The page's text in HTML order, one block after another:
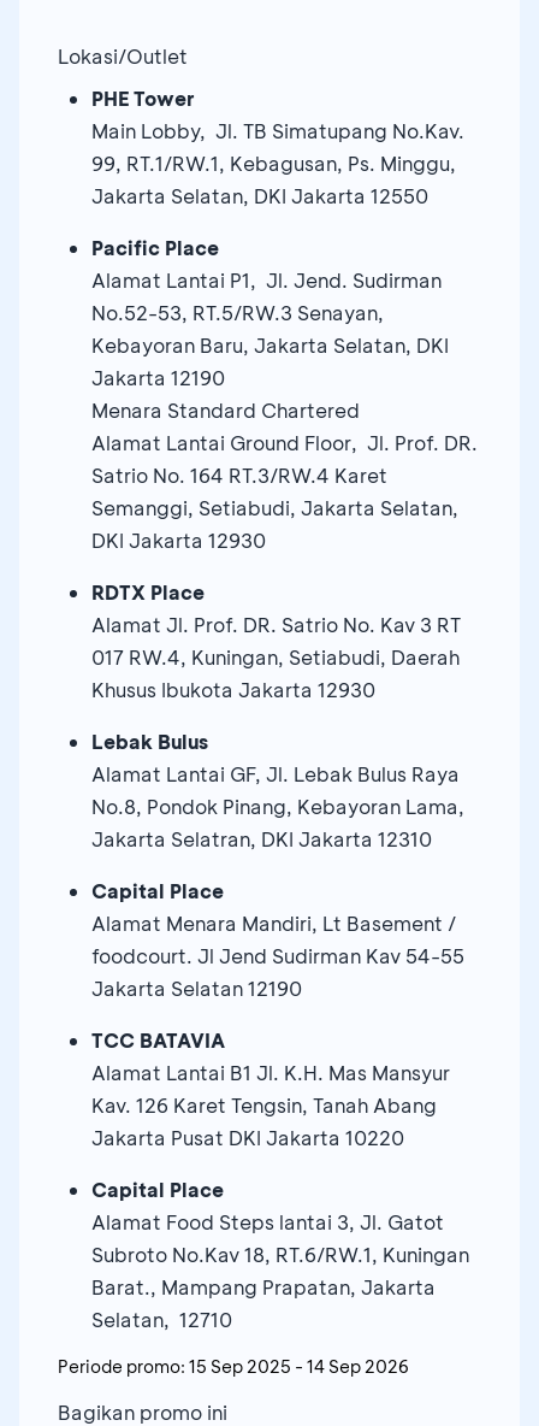
Lokasi/Outlet
PHE Tower
Main Lobby, Jl. TB Simatupang No.Kav.
99, RT.1/RW.1, Kebagusan, Ps. Minggu,
Jakarta Selatan, DKI Jakarta 12550
Pacific Place
Alamat Lantai P1, Jl. Jend. Sudirman
No.52-53, RT.5/RW.3 Senayan,
Kebayoran Baru, Jakarta Selatan, DKI
Jakarta 12190
Menara Standard Chartered
Alamat Lantai Ground Floor, Jl. Prof. DR.
Satrio No. 164 RT.3/RW.4 Karet
Semanggi, Setiabudi, Jakarta Selatan,
DKI Jakarta 12930
RDTX Place
Alamat Jl. Prof. DR. Satrio No. Kav 3 RT
017 RW.4, Kuningan, Setiabudi, Daerah
Khusus Ibukota Jakarta 12930
Lebak Bulus
Alamat Lantai GF, Jl. Lebak Bulus Raya
No.8, Pondok Pinang, Kebayoran Lama,
Jakarta Selatran, DKI Jakarta 12310
Capital Place
Alamat Menara Mandiri, Lt Basement /
foodcourt. Jl Jend Sudirman Kav 54-55
Jakarta Selatan 12190
TCC BATAVIA
Alamat Lantai B1 Jl. K.H. Mas Mansyur
Kav. 126 Karet Tengsin, Tanah Abang
Jakarta Pusat DKI Jakarta 10220
Capital Place
Alamat Food Steps lantai 3, Jl. Gatot
Subroto No.Kav 18, RT.6/RW.1, Kuningan
Barat., Mampang Prapatan, Jakarta
Selatan, 12710
Periode promo: 15 Sep 2025 - 14 Sep 2026
Bagikan promo ini